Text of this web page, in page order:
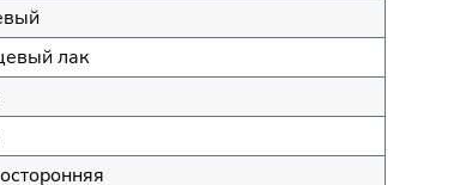
лак